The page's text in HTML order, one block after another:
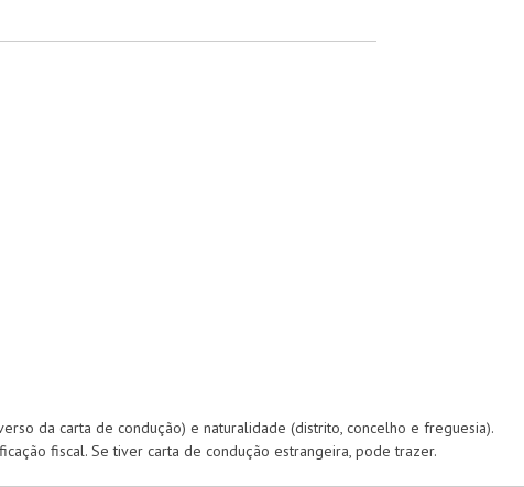
da carta de condução) e naturalidade (distrito, concelho e freguesia).
fiscal. Se tiver carta de condução estrangeira, pode trazer.